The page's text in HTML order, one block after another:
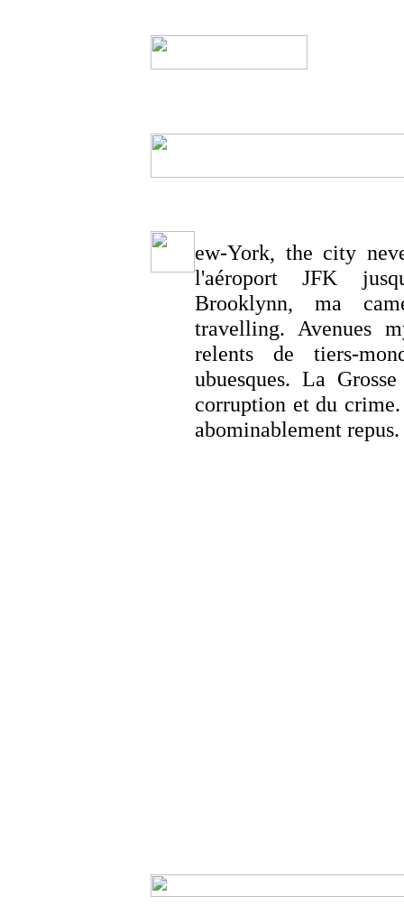
ew-York, the city
l'aéroport JFK
Brooklynn, ma
travelling. Avenues
relents de tiers-
ubuesques. La
corruption et du crime.
abominablement